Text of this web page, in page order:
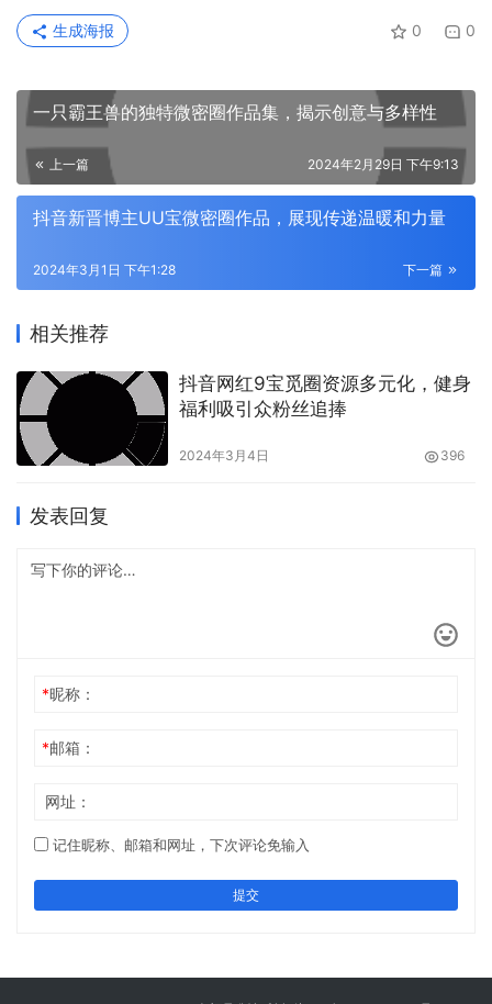
方。
0 0
生成海报
一只霸王兽的独特微密圈作品集，揭示创意与多样性
上一篇 2024年2月29日 下午9:13
抖音新晋博主UU宝微密圈作品，展现传递温暖和力量
下一篇
2024年3月1日 下午1:28
相关推荐
抖音网红9宝觅圈资源多元化，健身
福利吸引众粉丝追捧
2024年3月4日 396
发表回复
*昵称：
*邮箱：
网址：
记住昵称、邮箱和网址，下次评论免输入
提交